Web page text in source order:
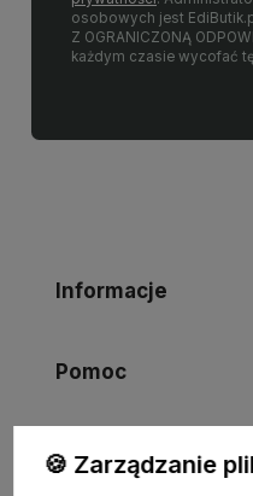
osobowych jest
Z OGRANICZONĄ
każdym czasie wycofać
Informacje
Pomoc
Moje konto
🍪 Zarządzanie